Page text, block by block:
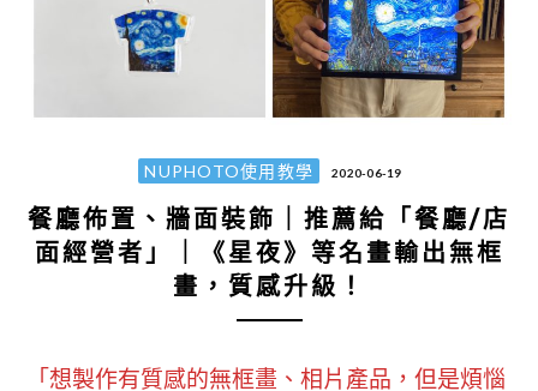
NUPHOTO使用教學 2020-06-19
餐廳佈置、牆面裝飾｜推薦給「餐廳/店
面經營者」｜《星夜》等名畫輸出無框
畫，質感升級！
「想製作有質感的無框畫、相片產品，但是煩惱